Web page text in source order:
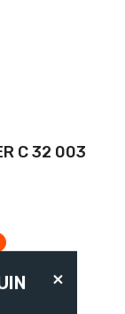
C 32 003
×